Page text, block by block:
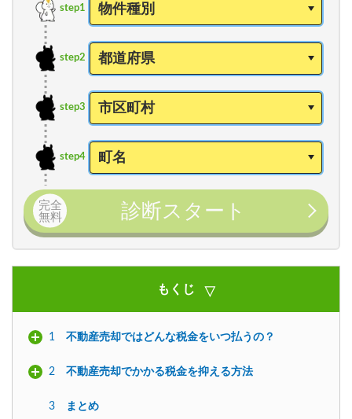
step1
step2
step3
step4
完全
無料
診断スタート
もくじ
1 不動産売却ではどんな税金をいつ払うの？
2 不動産売却でかかる税金を抑える方法
3 まとめ